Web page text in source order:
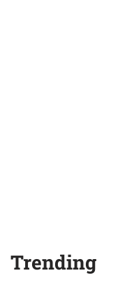
Trending